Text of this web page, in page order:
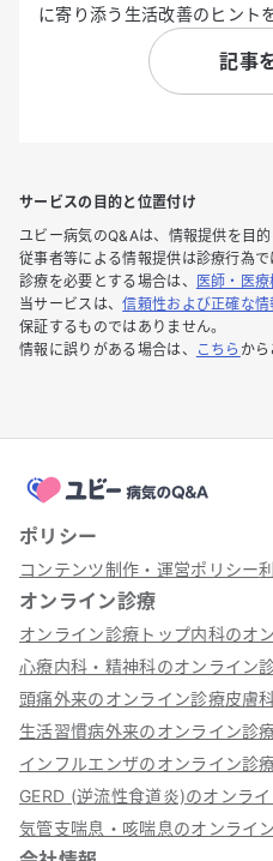
に寄り添う生活改善のヒント
記事
サービスの目的と位置付け
ユビー病気のQ&Aは、情報提供を目
従事者等による情報提供は診療行為で
診療を必要とする場合は、
医師・医療
当サービスは、信頼性および正確な
保証するものではありません。
情報に誤りがある場合は、
こちら から
ポリシー
コンテンツ制作・運営ポリシー
オンライン診療
オンライン診療トップ内科のオ
心療内科・精神科のオンライン
頭痛外来のオンライン診療皮膚
生活習慣病外来のオンライン診
インフルエンザのオンライン診
GERD (逆流性食道炎)のオンラ
気管支喘息・咳喘息のオンライ